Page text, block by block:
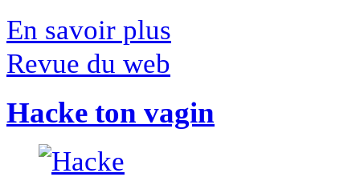
En savoir plus
Revue du web
Hacke ton vagin